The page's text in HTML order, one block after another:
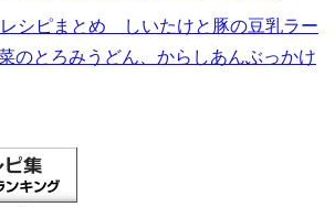
シピまとめ しいたけと豚の豆乳ラー
のとろみうどん、からしあんぶっかけ